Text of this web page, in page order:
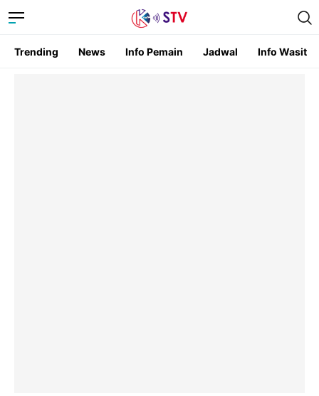
Trending News Info Pemain Jadwal Info Wasit